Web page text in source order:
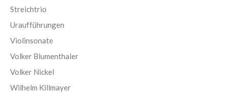
Streichtrio
Uraufführungen
Violinsonate
Volker Blumenthaler
Volker Nickel
Wilhelm Killmayer